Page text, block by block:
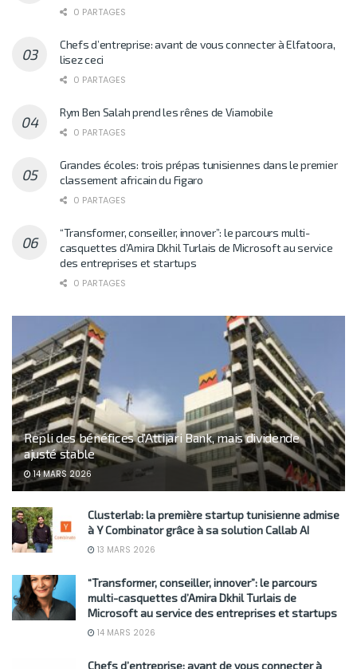
0 PARTAGES
Chefs d’entreprise: avant de vous connecter à Elfatoora,
lisez ceci
0 PARTAGES
Rym Ben Salah prend les rênes de Viamobile
0 PARTAGES
Grandes écoles: trois prépas tunisiennes dans le premier
classement africain du Figaro
0 PARTAGES
“Transformer, conseiller, innover”: le parcours multi-
casquettes d’Amira Dkhil Turlais de Microsoft au service
des entreprises et startups
0 PARTAGES
Repli des bénéfices d’Attijari Bank, mais dividende
ajusté stable
14 MARS 2026
Clusterlab: la première startup tunisienne admise
à Y Combinator grâce à sa solution Callab AI
13 MARS 2026
“Transformer, conseiller, innover”: le parcours
multi-casquettes d’Amira Dkhil Turlais de
Microsoft au service des entreprises et startups
14 MARS 2026
Chefs d’entreprise: avant de vous connecter à